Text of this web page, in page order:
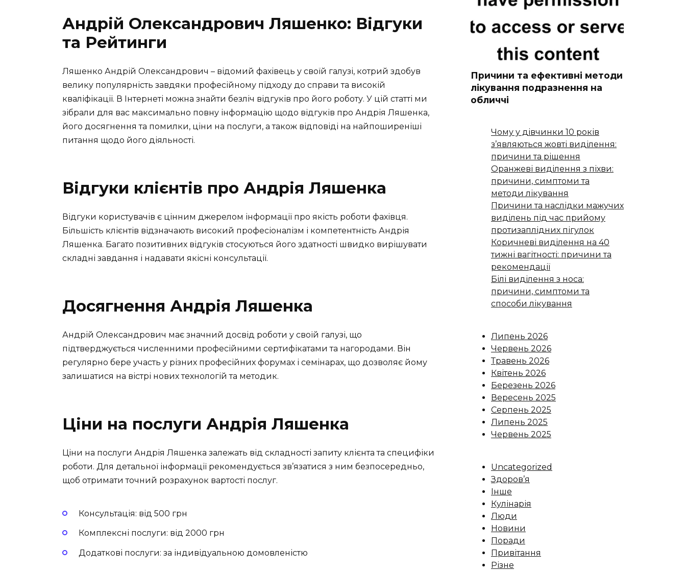
Андрій Олександрович Ляшенко: Відгуки
та Рейтинги
Ляшенко Андрій Олександрович – відомий фахівець у своїй галузі, котрий здобув
велику популярність завдяки професійному підходу до справи та високій
кваліфікації. В Інтернеті можна знайти безліч відгуків про його роботу. У цій статті ми
зібрали для вас максимально повну інформацію щодо відгуків про Андрія Ляшенка,
його досягнення та помилки, ціни на послуги, а також відповіді на найпоширеніші
питання щодо його діяльності.
Відгуки клієнтів про Андрія Ляшенка
Відгуки користувачів є цінним джерелом інформації про якість роботи фахівця.
Більшість клієнтів відзначають високий професіоналізм і компетентність Андрія
Ляшенка. Багато позитивних відгуків стосуються його здатності швидко вирішувати
складні завдання і надавати якісні консультації.
Досягнення Андрія Ляшенка
Андрій Олександрович має значний досвід роботи у своїй галузі, що
підтверджується численними професійними сертифікатами та нагородами. Він
регулярно бере участь у різних професійних форумах і семінарах, що дозволяє йому
залишатися на вістрі нових технологій та методик.
Ціни на послуги Андрія Ляшенка
Ціни на послуги Андрія Ляшенка залежать від складності запиту клієнта та специфіки
роботи. Для детальної інформації рекомендується зв’язатися з ним безпосередньо,
щоб отримати точний розрахунок вартості послуг.
Консультація: від 500 грн
Комплексні послуги: від 2000 грн
Додаткові послуги: за індивідуальною домовленістю
Причини та ефективні методи
лікування подразнення на
обличчі
Чому у дівчинки 10 років
з’являються жовті виділення:
причини та рішення
Оранжеві виділення з піхви:
причини, симптоми та
методи лікування
Причини та наслідки мажучих
виділень під час прийому
протизаплідних пігулок
Коричневі виділення на 40
тижні вагітності: причини та
рекомендації
Білі виділення з носа:
причини, симптоми та
способи лікування
Липень 2026
Червень 2026
Травень 2026
Квітень 2026
Березень 2026
Вересень 2025
Серпень 2025
Липень 2025
Червень 2025
Uncategorized
Здоров’я
Інше
Кулінарія
Люди
Новини
Поради
Привітання
Різне